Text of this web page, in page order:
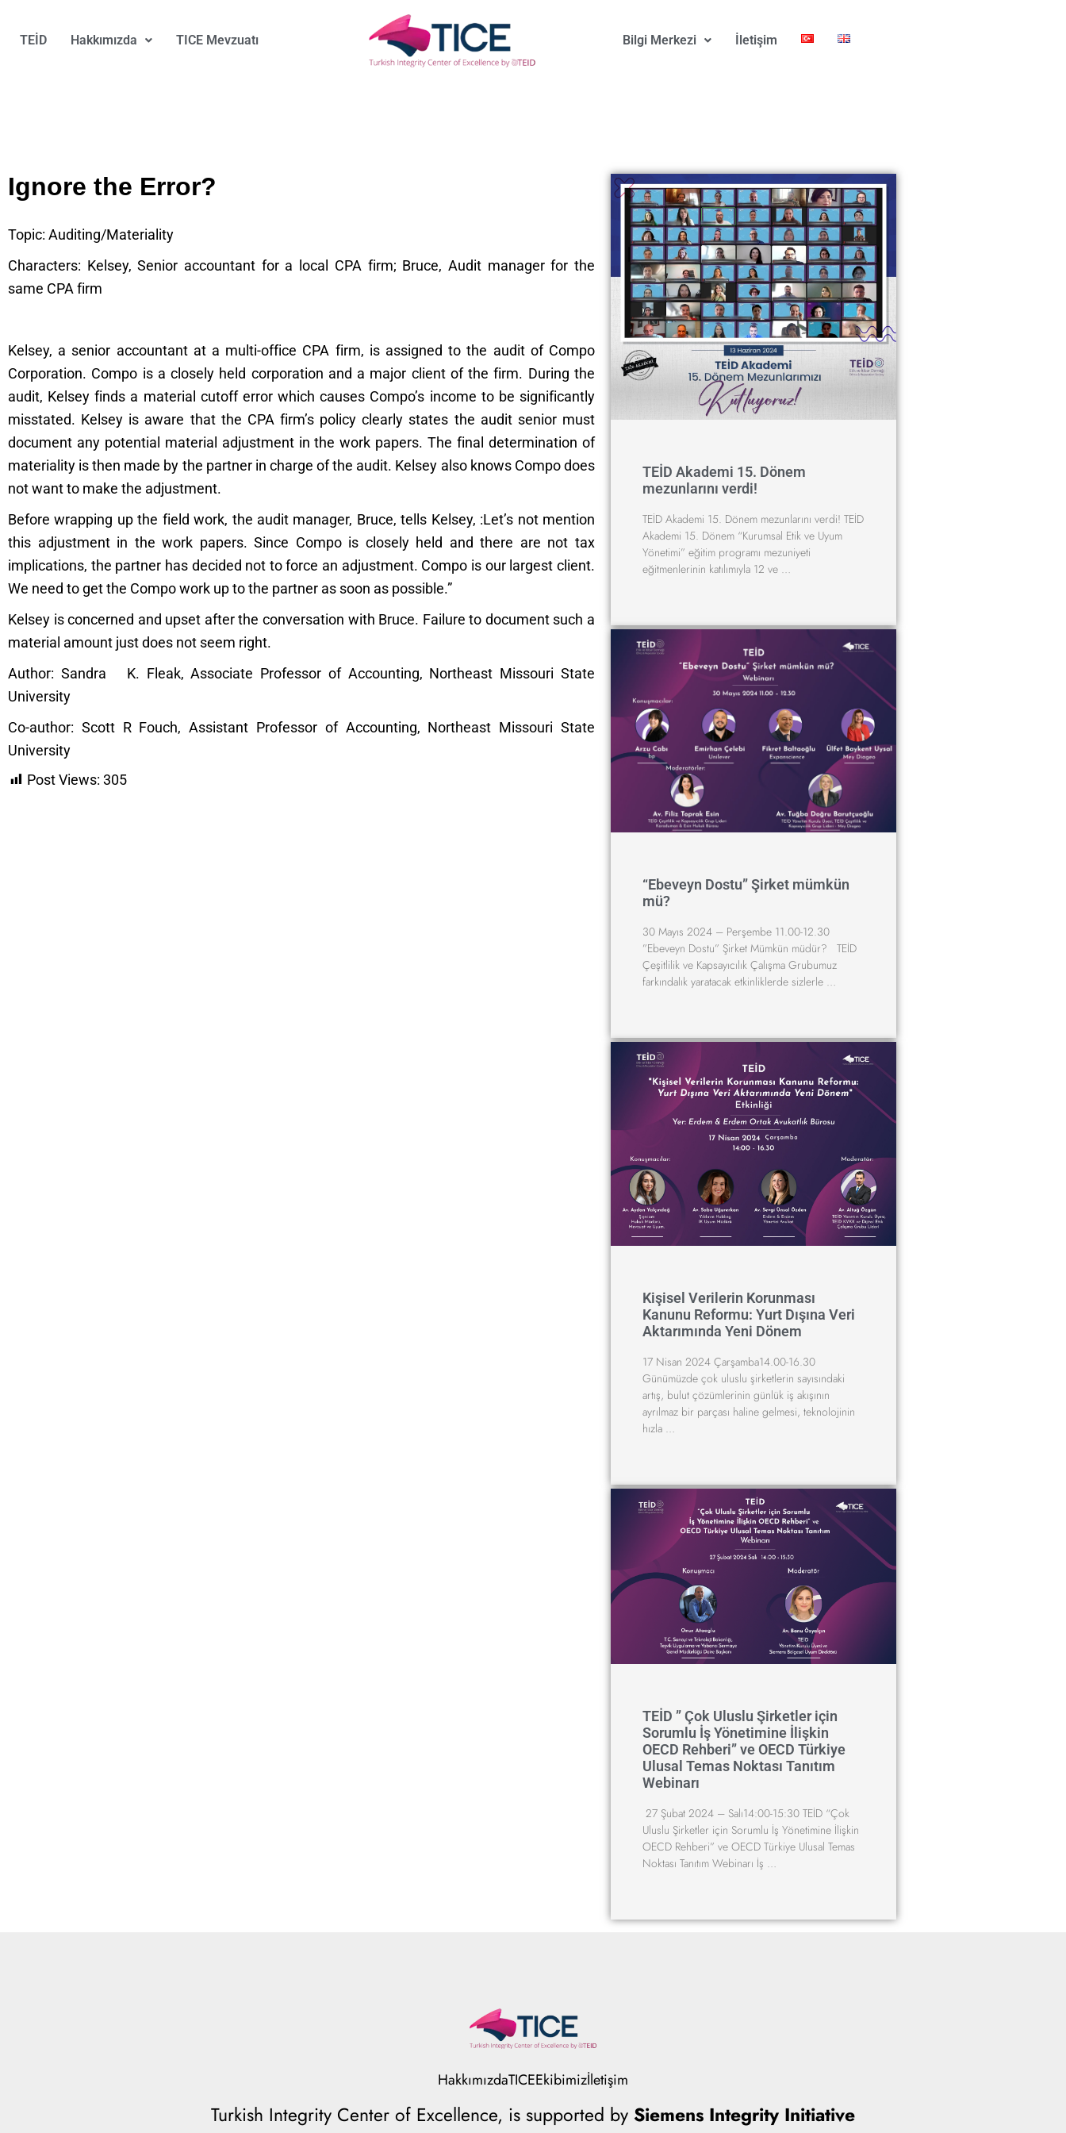
TEİD Hakkımızda TICE Mevzuatı Bilgi Merkezi İletişim
Ignore the Error?
Topic: Auditing/Materiality
Characters: Kelsey, Senior accountant for a local CPA firm; Bruce, Audit manager for the
same CPA firm
Kelsey, a senior accountant at a multi-office CPA firm, is assigned to the audit of Compo
Corporation. Compo is a closely held corporation and a major client of the firm. During the
audit, Kelsey finds a material cutoff error which causes Compo’s income to be significantly
misstated. Kelsey is aware that the CPA firm’s policy clearly states the audit senior must
document any potential material adjustment in the work papers. The final determination of
materiality is then made by the partner in charge of the audit. Kelsey also knows Compo does
not want to make the adjustment.
Before wrapping up the field work, the audit manager, Bruce, tells Kelsey, :Let’s not mention
this adjustment in the work papers. Since Compo is closely held and there are not tax
implications, the partner has decided not to force an adjustment. Compo is our largest client.
We need to get the Compo work up to the partner as soon as possible.”
Kelsey is concerned and upset after the conversation with Bruce. Failure to document such a
material amount just does not seem right.
Author: Sandra K. Fleak, Associate Professor of Accounting, Northeast Missouri State
University
Co-author: Scott R Fouch, Assistant Professor of Accounting, Northeast Missouri State
University
Post Views: 305
TEİD Akademi 15. Dönem
mezunlarını verdi!
TEİD Akademi 15. Dönem mezunlarını verdi! TEİD
Akademi 15. Dönem “Kurumsal Etik ve Uyum
Yönetimi” eğitim programı mezuniyeti
eğitmenlerinin katılımıyla 12 ve …
“Ebeveyn Dostu” Şirket mümkün
mü?
30 Mayıs 2024 – Perşembe 11.00-12.30
”Ebeveyn Dostu” Şirket Mümkün müdür? TEİD
Çeşitlilik ve Kapsayıcılık Çalışma Grubumuz
farkındalık yaratacak etkinliklerde sizlerle …
Kişisel Verilerin Korunması
Kanunu Reformu: Yurt Dışına Veri
Aktarımında Yeni Dönem
17 Nisan 2024 Çarşamba14.00-16.30
Günümüzde çok uluslu şirketlerin sayısındaki
artış, bulut çözümlerinin günlük iş akışının
ayrılmaz bir parçası haline gelmesi, teknolojinin
hızla …
TEİD ” Çok Uluslu Şirketler için
Sorumlu İş Yönetimine İlişkin
OECD Rehberi” ve OECD Türkiye
Ulusal Temas Noktası Tanıtım
Webinarı
27 Şubat 2024 – Salı14:00-15:30 TEİD “Çok
Uluslu Şirketler için Sorumlu İş Yönetimine İlişkin
OECD Rehberi” ve OECD Türkiye Ulusal Temas
Noktası Tanıtım Webinarı İş …
HakkımızdaTICEEkibimizİletişim
Turkish Integrity Center of Excellence, is supported by Siemens Integrity Initiative